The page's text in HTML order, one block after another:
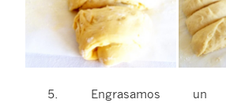
5. Engrasamos un